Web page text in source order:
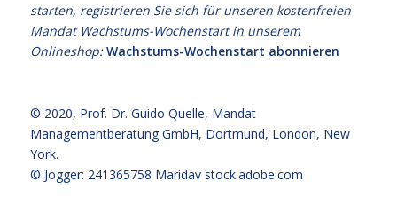
starten, registrieren Sie sich für unseren kostenfreien
Mandat Wachstums-Wochenstart in unserem
Onlineshop:Wachstums-Wochenstart abonnieren
© 2020, Prof. Dr. Guido Quelle, Mandat
Managementberatung GmbH, Dortmund, London, New
York.
© Jogger: 241365758 Maridav stock.adobe.com